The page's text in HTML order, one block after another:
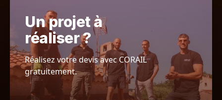
Un projet à
réaliser ?
Réalisez votre devis avec CORAIL
gratuitement.